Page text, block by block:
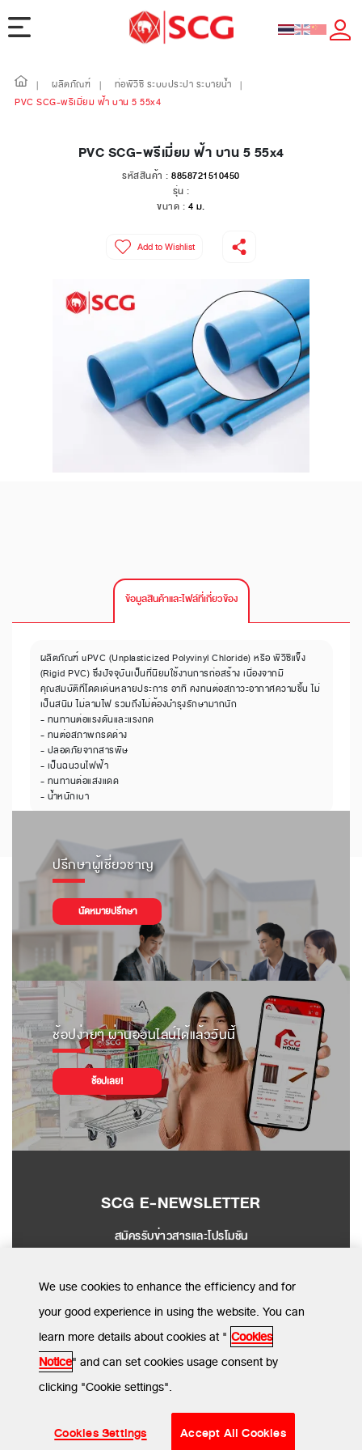
| ผลิตภัณฑ์ | ท่อพีวีซี ระบบประปา ระบายน้ำ
|
PVC SCG-พรีเมี่ยม ฟ้า บาน 5 55x4
PVC SCG-พรีเมี่ยม ฟ้า บาน 5 55x4
รหัสสินค้า : 8858721510450
รุ่น :
ขนาด : 4 ม.
Add to Wishlist
ข้อมูลสินค้าและไฟล์ที่เกี่ยวข้อง
ผลิตภัณฑ์ uPVC (Unplasticized Polyvinyl Chloride) หรือ พีวีซีแข็ง
(Rigid PVC) ซึ่งปัจจุบันเป็นที่นิยมใช้งานการก่อสร้าง เนื่องจากมี
คุณสมบัติที่โดดเด่นหลายประการ อาทิ คงทนต่อสภาวะอากาศความชื้น ไม่
เป็นสนิม ไม่ลามไฟ รวมถึงไม่ต้องบำรุงรักษามากนัก
- ทนทานต่อแรงดันและแรงกด
- ทนต่อสภาพกรดด่าง
- ปลอดภัยจากสารพิษ
- เป็นฉนวนไฟฟ้า
- ทนทานต่อแสงแดด
- น้ำหนักเบา
ปรึกษาผู้เชี่ยวชาญ
นัดหมายปรึกษา
ช้อปง่ายๆ ผ่านออนไลน์ได้แล้ววันนี้
ช้อปเลย!
SCG E-NEWSLETTER
สมัครรับข่าวสารและโปรโมชัน
SEND
© SCG CBM 2024. All Rights Reserved.
ข้อกำหนดและเงื่อนไข
นโยบายการใช้คุกกี้
We use cookies to enhance the efficiency and for
your good experience in using the website. You can
learn more details about cookies at " Cookies
Notice" and can set cookies usage consent by
clicking "Cookie settings".
Cookies Settings Accept All Cookies